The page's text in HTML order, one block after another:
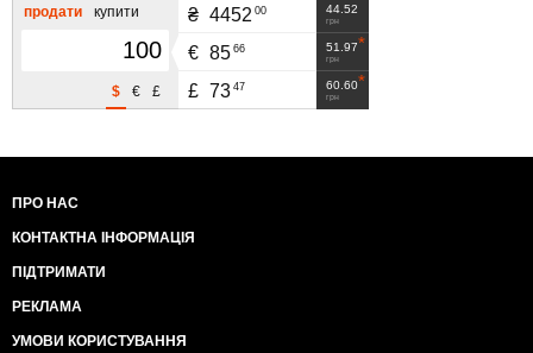
продати купити
£
€
$
44.52
грн
₴ 4452 00
51.97
грн
€ 85 66
60.60
грн
£ 73 47
ПРО НАС
КОНТАКТНА ІНФОРМАЦІЯ
ПІДТРИМАТИ
РЕКЛАМА
УМОВИ КОРИСТУВАННЯ